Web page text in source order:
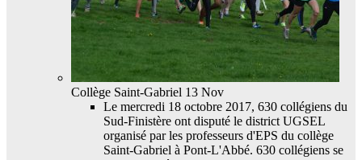
Collège Saint-Gabriel 13 Nov
Le mercredi 18 octobre 2017, 630 collégiens du
Sud-Finistère ont disputé le district UGSEL
organisé par les professeurs d'EPS du collège
Saint-Gabriel à Pont-L'Abbé. 630 collégiens se